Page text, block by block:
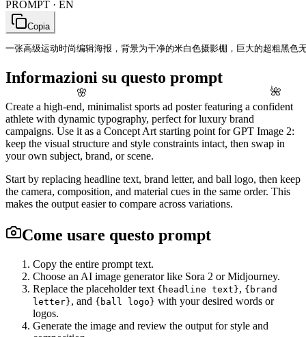
🌸 🌺
PROMPT · EN
Copia
一张高级运动时尚编辑海报，背景为干净的米白色摄影棚，巨大的超粗黑色
Informazioni su questo prompt
Create a high-end, minimalist sports ad poster featuring a confident
athlete with dynamic typography, perfect for luxury brand
campaigns. Use it as a Concept Art starting point for GPT Image 2:
keep the visual structure and style constraints intact, then swap in
your own subject, brand, or scene.
Start by replacing headline text, brand letter, and ball logo, then keep
the camera, composition, and material cues in the same order. This
makes the output easier to compare across variations.
Come usare questo prompt
Copy the entire prompt text.
Choose an AI image generator like Sora 2 or Midjourney.
Replace the placeholder text {headline text}, {brand
letter}, and {ball logo} with your desired words or
logos.
Generate the image and review the output for style and